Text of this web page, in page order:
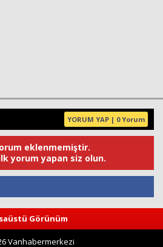
YORUM YAP | 0 Yorum
eklenmemiştir.
yorum yapan siz olun.
Görünüm
Vanhabermerkezi